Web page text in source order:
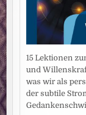
15 Lektionen
und
was wir als
der subtile